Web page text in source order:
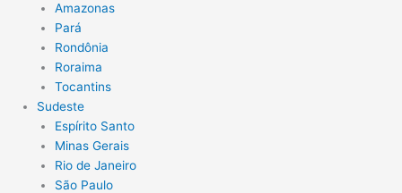
Amazonas
Pará
Rondônia
Roraima
Tocantins
Sudeste
Espírito Santo
Minas Gerais
Rio de Janeiro
São Paulo